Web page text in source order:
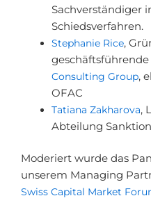
Sachverständiger
Schiedsverfahren.
Stephanie Rice,
Consulting Group,
OFAC
Tatiana Zakharova,
Abteilung
Moderiert wurde das
unserem Managing
Swiss Capital Market